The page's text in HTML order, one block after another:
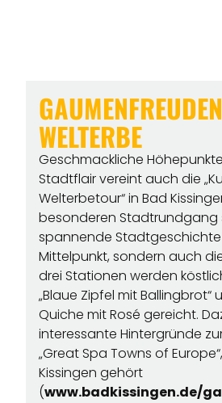
WELTERBE
Geschmackliche
Stadtflair vereint auch die
Welterbetour“ in Bad
besonderen Stadtrundgang
spannende Stadtgeschichte
Mittelpunkt, sondern auch
drei Stationen werden
„Blaue Zipfel mit Ballingbrot“
Quiche mit Rosé gereicht.
interessante Hintergründe
„Great Spa Towns of
Kissingen gehört
(www.badkissingen.de/